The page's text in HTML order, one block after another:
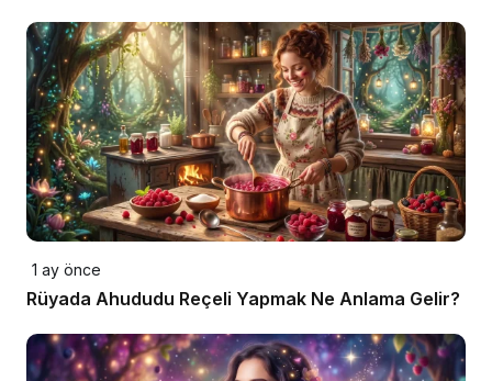
1 ay önce
Rüyada Ahududu Reçeli Yapmak Ne Anlama Gelir?